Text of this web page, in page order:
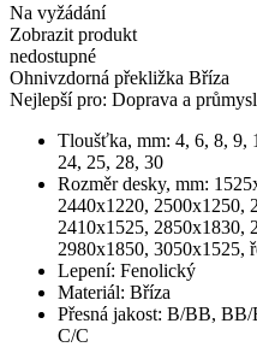
Na vyžádání
Zobrazit produkt
nedostupné
Ohnivzdorná překližka Bříza
Nejlepší pro: Doprava a
Tloušťka, mm: 4, 6, 8, 9,
24, 25, 28, 30
Rozměr desky, mm:
2440х1220, 2500x1250,
2410х1525, 2850х1830,
2980х1850, 3050х1525,
Lepení: Fenolický
Materiál: Bříza
Přesná jakost: В/ВВ, ВВ/
С/С